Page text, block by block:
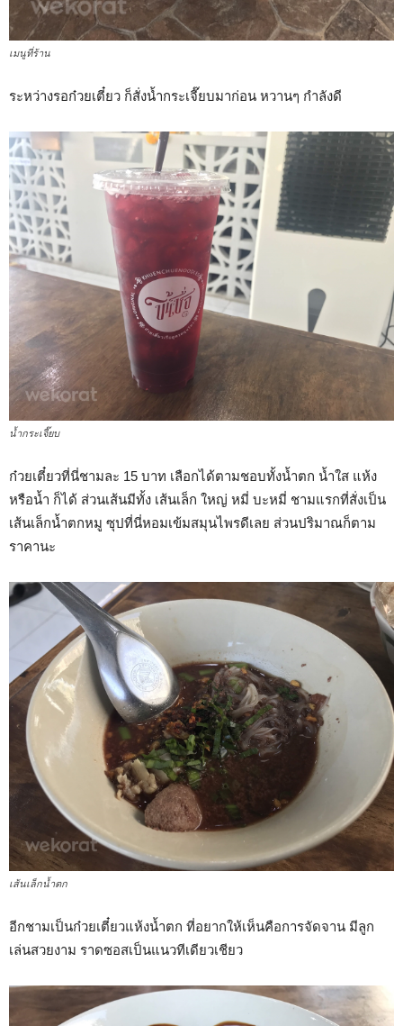
เมนูที่ร้าน
ระหว่างรอก๋วยเตี๋ยว ก็สั่งน้ำกระเจี๊ยบมาก่อน หวานๆ กำลังดี
น้ำกระเจี๊ยบ
ก๋วยเตี๋ยวที่นี่ชามละ 15 บาท เลือกได้ตามชอบทั้งน้ำตก น้ำใส แห้ง
หรือน้ำ ก็ได้ ส่วนเส้นมีทั้ง เส้นเล็ก ใหญ่ หมี่ บะหมี่ ชามแรกที่สั่งเป็น
เส้นเล็กน้ำตกหมู ซุปที่นี่หอมเข้มสมุนไพรดีเลย ส่วนปริมาณก็ตาม
ราคานะ
เส้นเล็กน้ำตก
อีกชามเป็นก๋วยเตี๋ยวแห้งน้ำตก ที่อยากให้เห็นคือการจัดจาน มีลูก
เล่นสวยงาม ราดซอสเป็นแนวทีเดียวเชียว